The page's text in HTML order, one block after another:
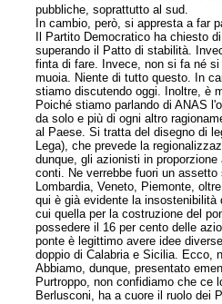
pubbliche, soprattutto al sud.
In cambio, però, si appresta a far
Il Partito Democratico ha chiesto
superando il Patto di stabilità.
finta di fare. Invece, non si fa né
muoia. Niente di tutto questo. In
stiamo discutendo oggi. Inoltre, è
Poiché stiamo parlando di ANAS
da solo e più di ogni altro
al Paese. Si tratta del disegno di
Lega), che prevede la
dunque, gli azionisti in
conti. Ne verrebbe fuori un
Lombardia, Veneto, Piemonte,
qui è già evidente la
cui quella per la costruzione del
possedere il 16 per cento delle
ponte è legittimo avere idee
doppio di Calabria e Sicilia. Ecco,
Abbiamo, dunque, presentato
Purtroppo, non confidiamo che ce
Berlusconi, ha a cuore il ruolo dei